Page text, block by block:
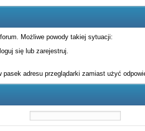
Możliwe powody takiej sytuacji:
się lub zarejestruj.
adresu przeglądarki zamiast użyć